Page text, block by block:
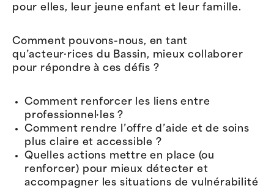
pour elles, leur jeune enfant et leur famille.
Comment pouvons-nous, en tant
qu’acteur·rices du Bassin, mieux collaborer
pour répondre à ces défis ?
Comment renforcer les liens entre
professionnel·les ?
Comment rendre l’offre d’aide et de soins
plus claire et accessible ?
Quelles actions mettre en place (ou
renforcer) pour mieux détecter et
accompagner les situations de vulnérabilité